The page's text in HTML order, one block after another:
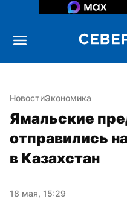
НовостиЭкономика
Ямальские
отправились
в Казахстан
18 мая, 15:29